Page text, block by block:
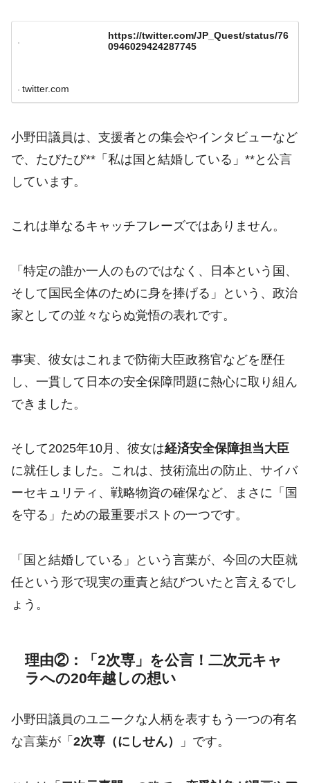
https://twitter.com/JP_Quest/status/76
0946029424287745
twitter.com
小野田議員は、支援者との集会やインタビューなど
で、たびたび**「私は国と結婚している」**と公言
しています。
これは単なるキャッチフレーズではありません。
「特定の誰か一人のものではなく、日本という国、
そして国民全体のために身を捧げる」という、政治
家としての並々ならぬ覚悟の表れです。
事実、彼女はこれまで防衛大臣政務官などを歴任
し、一貫して日本の安全保障問題に熱心に取り組ん
できました。
そして2025年10月、彼女は経済安全保障担当大臣
に就任しました。これは、技術流出の防止、サイバ
ーセキュリティ、戦略物資の確保など、まさに「国
を守る」ための最重要ポストの一つです。
「国と結婚している」という言葉が、今回の大臣就
任という形で現実の重責と結びついたと言えるでし
ょう。
理由②：「2次専」を公言！二次元キャ
ラへの20年越しの想い
小野田議員のユニークな人柄を表すもう一つの有名
な言葉が「 2次専（にしせん） 」です。